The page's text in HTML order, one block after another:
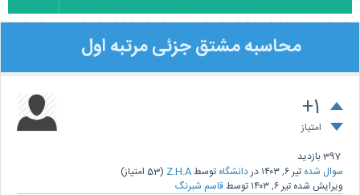
محاسبه مشتق جزئی مرتبه اول
+1
امتیاز
397بازدید
سوال شده تیر ۶, ۱۴۰۳ دردانشگاه توسطZ.H.A
(
53 امتیاز)
ویرایش شده تیر ۶, ۱۴۰۳ توسطقاسم شبرنگ